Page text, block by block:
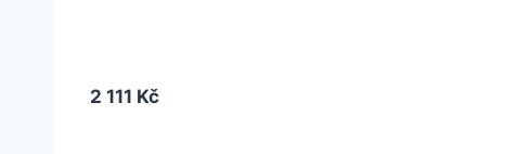
2 111 Kč